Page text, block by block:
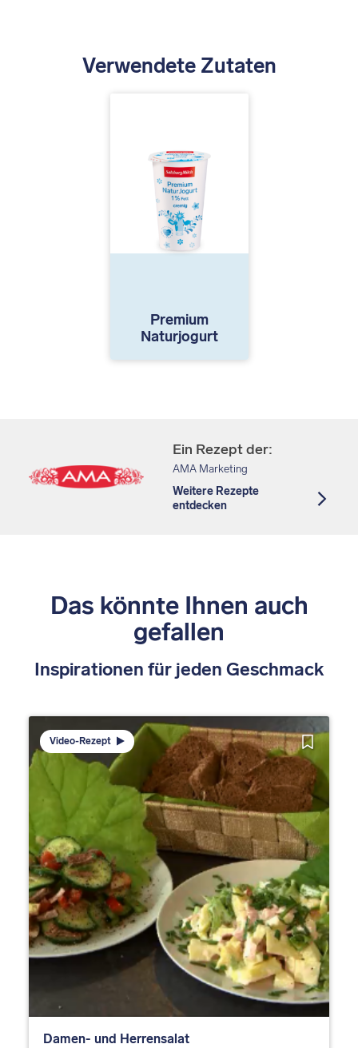
Verwendete Zutaten
Premium
Naturjogurt
Ein Rezept der:
AMA Marketing
Weitere Rezepte
entdecken
Das könnte Ihnen auch
gefallen
Inspirationen für jeden Geschmack
Video-Rezept
Damen- und Herrensalat